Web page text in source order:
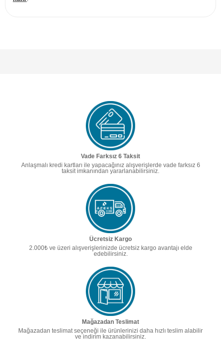
Vade Farksız 6 Taksit
Anlaşmalı kredi kartları ile yapacağınız alışverişlerde vade farksız 6
taksit imkanından yararlanabilirsiniz.
Ücretsiz Kargo
2.000₺ ve üzeri alışverişlerinizde ücretsiz kargo avantajı elde
edebilirsiniz.
Mağazadan Teslimat
Mağazadan teslimat seçeneği ile ürünlerinizi daha hızlı teslim alabilir
ve indirim kazanabilirsiniz.